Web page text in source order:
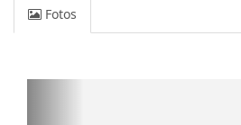
Fotos